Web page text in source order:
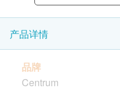
产品详情
品牌
Centrum